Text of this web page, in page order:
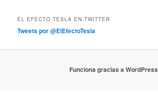
EL EFECTO TESLA EN TWITTER
Tweets por @ElEfectoTesla
Funciona gracias a WordPress